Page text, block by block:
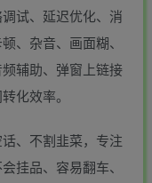
试、延迟优化、消
、杂音、画面糊、
辅助、弹窗上链接
化效率。
、不割韭菜，专注
挂品、容易翻车、